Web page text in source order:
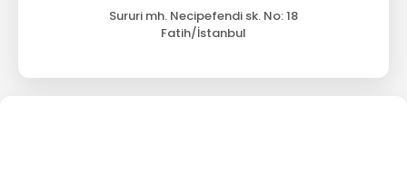
Sururi mh. Necipefendi sk. No: 18
Fatih/İstanbul